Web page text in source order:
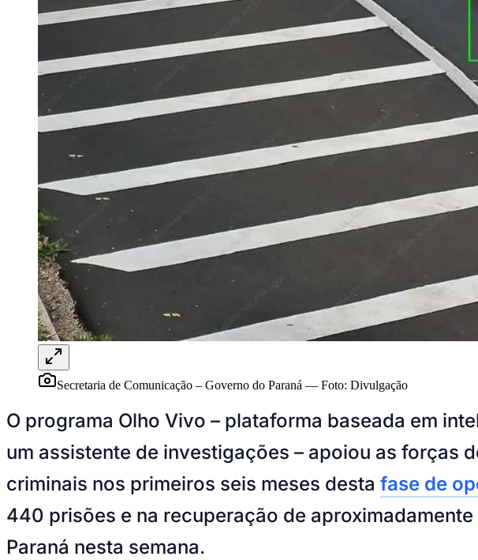
Hospitais Estaduais
Parques & Represas
Santana de ParnaíbaOsascoCarapicuíba Pirapora do Bom Jesus
Para Sua Empresa
Anuncie Regional
Guia de Empresas
Vagas na Região
Hub de Negócios
Guia Comercial
Selo Verificado
Portal Educacional
Agenda de Vestibulares
Vagas de Emprego
Concursos
Panorama Econômico
Panorama Econômico
Para Sua Empresa
Anuncie no Portal
Verificar Empresa
Anunciar VagasNovo
NBA
NFL
Fórmula 1
UFC
Tênis (ATP)
MLB
NHL
Atletismo
Vôlei
NBB
Secretaria de Comunicação – Governo do Paraná — Foto: Divulgação
O programa Olho Vivo – plataforma baseada em
um assistente de investigações – apoiou as forças
criminais nos primeiros seis meses desta fase de
440 prisões e na recuperação de
Paraná nesta semana.